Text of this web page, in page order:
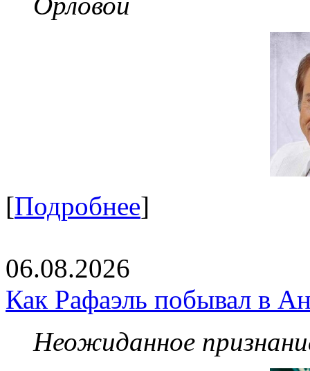
[Подробнее]
06.08.2026
Как Рафаэль побывал в
Неожиданное